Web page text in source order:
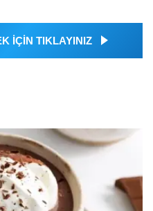
İÇİN TIKLAYINIZ